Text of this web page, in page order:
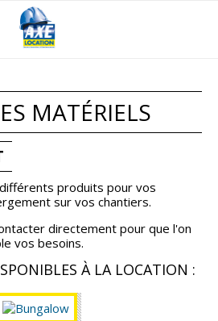
électrogène
Pompage
comprimé
Outillages
MATÉRIELS
produits pour vos
sur vos chantiers.
directement pour que l'on
vos besoins.
À LA LOCATION :